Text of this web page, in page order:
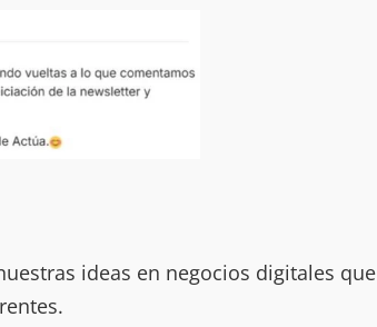
ideas en negocios digitales que